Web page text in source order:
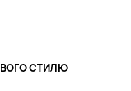
СТИЛЮ